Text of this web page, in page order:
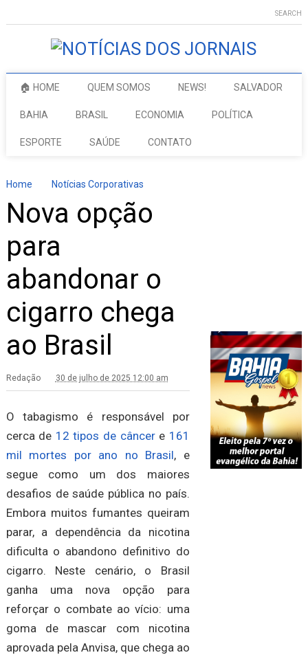
SEARCH
🏠 HOME QUEM SOMOS NEWS! SALVADOR
BAHIA BRASIL ECONOMIA POLÍTICA
ESPORTE SAÚDE CONTATO
Home Notícias Corporativas
Nova opção
para
abandonar o
cigarro chega
ao Brasil
Redação 30 de julho de 2025 12:00 am
O tabagismo é responsável por
cerca de 12 tipos de câncere 161
mil mortes por ano no Brasil, e
segue como um dos maiores
desafios de saúde pública no país.
Embora muitos fumantes queiram
parar, a dependência da nicotina
dificulta o abandono definitivo do
cigarro. Neste cenário, o Brasil
ganha uma nova opção para
reforçar o combate ao vício: uma
goma de mascar com nicotina
aprovada pela Anvisa, que chega ao